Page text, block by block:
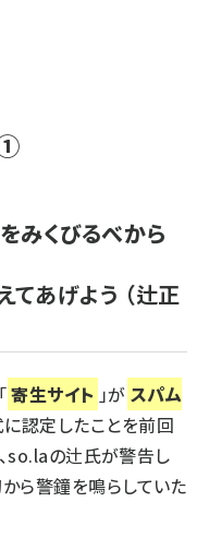
みくびるべから
てあげよう （辻正
寄生サイト 」が スパム
認定したことを前回
so.laの辻氏が警告し
ら警鐘を鳴らしていた